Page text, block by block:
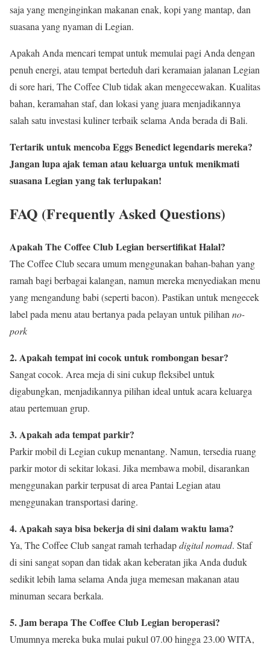
saja yang menginginkan makanan enak, kopi yang mantap, dan
suasana yang nyaman di Legian.
Apakah Anda mencari tempat untuk memulai pagi Anda dengan
penuh energi, atau tempat berteduh dari keramaian jalanan Legian
di sore hari, The Coffee Club tidak akan mengecewakan. Kualitas
bahan, keramahan staf, dan lokasi yang juara menjadikannya
salah satu investasi kuliner terbaik selama Anda berada di Bali.
Tertarik untuk mencoba Eggs Benedict legendaris mereka?
Jangan lupa ajak teman atau keluarga untuk menikmati
suasana Legian yang tak terlupakan!
FAQ (Frequently Asked Questions)
Apakah The Coffee Club Legian bersertifikat Halal?
The Coffee Club secara umum menggunakan bahan-bahan yang
ramah bagi berbagai kalangan, namun mereka menyediakan menu
yang mengandung babi (seperti bacon). Pastikan untuk mengecek
label pada menu atau bertanya pada pelayan untuk pilihan no-
pork
2. Apakah tempat ini cocok untuk rombongan besar?
Sangat cocok. Area meja di sini cukup fleksibel untuk
digabungkan, menjadikannya pilihan ideal untuk acara keluarga
atau pertemuan grup.
3. Apakah ada tempat parkir?
Parkir mobil di Legian cukup menantang. Namun, tersedia ruang
parkir motor di sekitar lokasi. Jika membawa mobil, disarankan
menggunakan parkir terpusat di area Pantai Legian atau
menggunakan transportasi daring.
4. Apakah saya bisa bekerja di sini dalam waktu lama?
Ya, The Coffee Club sangat ramah terhadapdigital nomad. Staf
di sini sangat sopan dan tidak akan keberatan jika Anda duduk
sedikit lebih lama selama Anda juga memesan makanan atau
minuman secara berkala.
5. Jam berapa The Coffee Club Legian beroperasi?
Umumnya mereka buka mulai pukul 07.00 hingga 23.00 WITA,